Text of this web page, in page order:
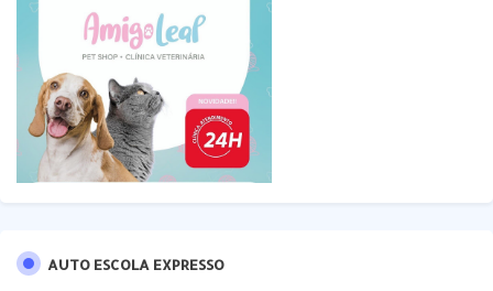
AUTO ESCOLA EXPRESSO